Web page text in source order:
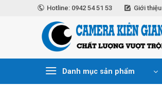
Hotline: 0942 54 51 53 Giới thiệu
Danh mục sản phẩm